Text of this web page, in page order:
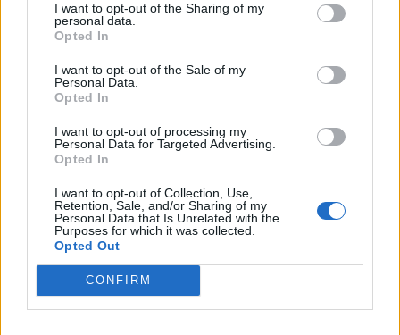
I want to opt-out of the Sharing of my
personal data.
Opted In
I want to opt-out of the Sale of my
Personal Data.
Opted In
I want to opt-out of processing my
Personal Data for Targeted Advertising.
Opted In
I want to opt-out of Collection, Use,
Retention, Sale, and/or Sharing of my
Personal Data that Is Unrelated with the
Purposes for which it was collected.
Opted Out
CONFIRM